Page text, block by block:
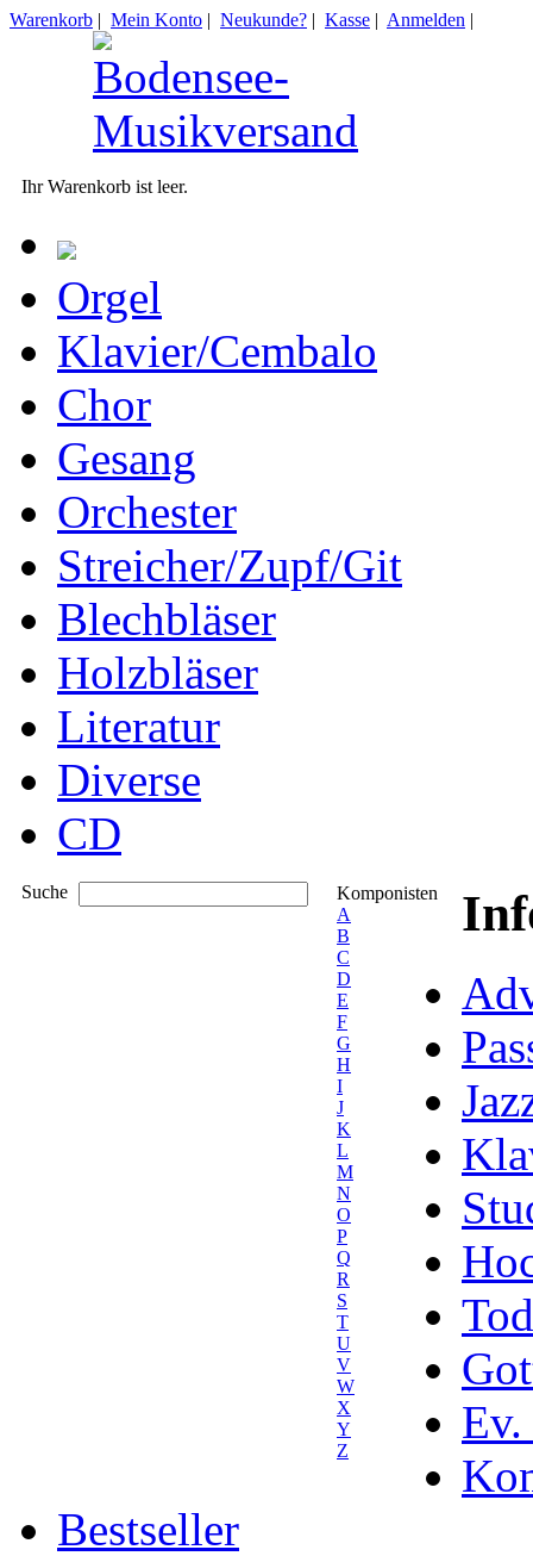
Warenkorb | Mein Konto | Neukunde? | Kasse | Anmelden |
Ihr Warenkorb ist leer.
Orgel
Klavier/Cembalo
Chor
Gesang
Orchester
Streicher/Zupf/Git
Blechbläser
Holzbläser
Literatur
Diverse
CD
Suche
Komponisten
A
B
C
D
E
F
G
H
I
J
K
L
M
N
O
P
Q
R
S
T
U
V
W
X
Y
Z
Ev.
Bestseller